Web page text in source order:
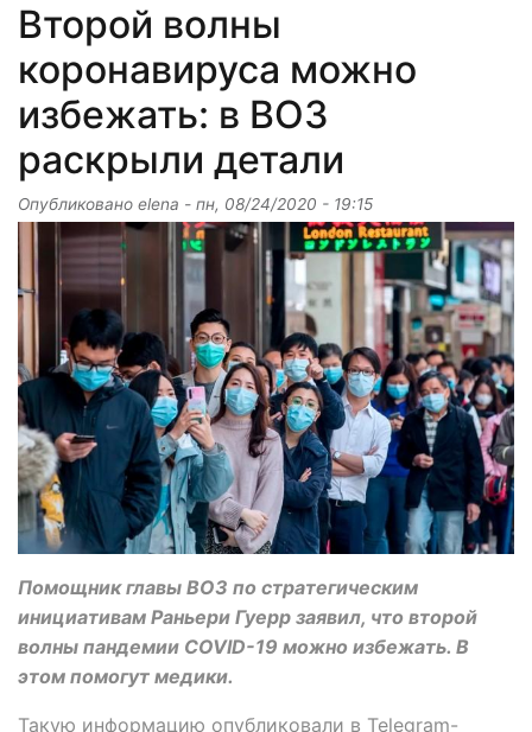
Второй волны
коронавируса можно
избежать: в ВОЗ
раскрыли детали
Опубликовано elena - пн, 08/24/2020 - 19:15
Помощник главы ВОЗ по стратегическим
инициативам Раньери Гуерр заявил, что второй
волны пандемии COVID-19 можно избежать. В
этом помогут медики.
Такую информацию опубликовали в Telegram-